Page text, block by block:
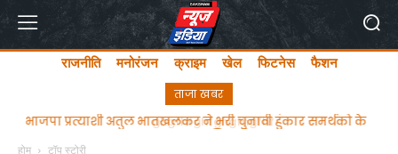
राजनीति मनोरंजन क्राइम खेल फिटनेस फैशन
ताजा खबर
ghgfhfghfghgfhgfhf
होम टॉप स्टोरी